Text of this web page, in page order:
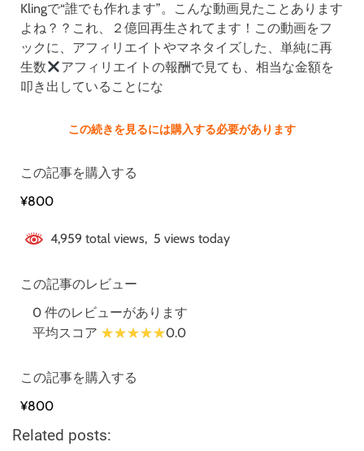
Klingで“誰でも作れます”。こんな動画見たことあります
よね？？これ、２億回再生されてます！この動画をフ
ックに、アフィリエイトやマネタイズした、単純に再
生数
アフィリエイトの報酬で見ても、相当な金額を
叩き出していることにな
この続きを見るには購入する必要があります
この記事を購入する
¥800
4,959 total views, 5 views today
この記事のレビュー
0 件のレビューがあります
平均スコア
0.0
この記事を購入する
¥800
Related posts: